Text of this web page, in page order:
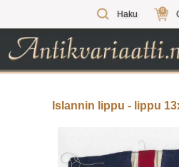
Haku 0
Islannin lippu - lippu